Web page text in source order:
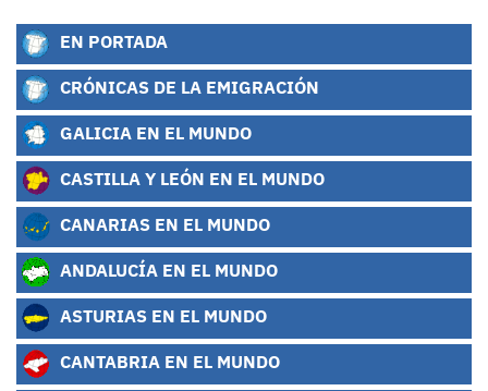
EN PORTADA
CRÓNICAS DE LA EMIGRACIÓN
GALICIA EN EL MUNDO
CASTILLA Y LEÓN EN EL MUNDO
CANARIAS EN EL MUNDO
ANDALUCÍA EN EL MUNDO
ASTURIAS EN EL MUNDO
CANTABRIA EN EL MUNDO